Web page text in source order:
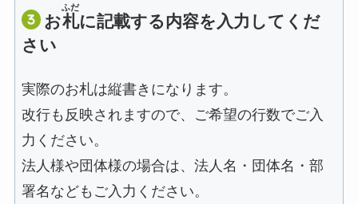
お札
ふだ
に記載する内容を入力してくだ
さい
実際のお札は縦書きになります。
改行も反映されますので、ご希望の行数でご入
力ください。
法人様や団体様の場合は、法人名・団体名・部
署名などもご入力ください。